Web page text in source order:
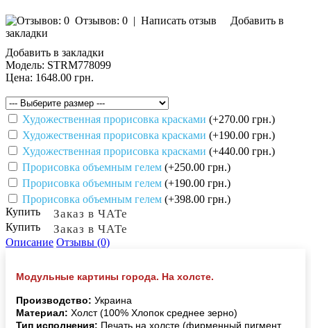
Отзывов: 0 | Написать отзыв
Добавить в
закладки
Добавить в закладки
Модель: STRM778099
Цена: 1648.00 грн.
Художественная прорисовка красками (+270.00 грн.)
Художественная прорисовка красками (+190.00 грн.)
Художественная прорисовка красками (+440.00 грн.)
Прорисовка объемным гелем (+250.00 грн.)
Прорисовка объемным гелем (+190.00 грн.)
Прорисовка объемным гелем (+398.00 грн.)
Купить
Заказ в ЧАТе
Купить Заказ в ЧАТе
Описание Отзывы (0)
Модульные картины города. На холсте.
Производство: Украина
Материал: Холст (100% Хлопок среднее зерно)
Тип исполнения: Печать на холсте (фирменный пигмент